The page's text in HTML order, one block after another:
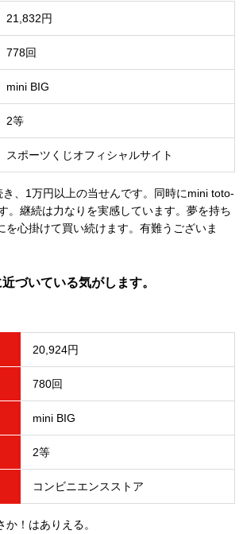
21,832円
778回
mini BIG
2等
スポーツくじオフィシャルサイト
、1万円以上の当せんです。同時にmini toto-
。継続は力なりを実感しています。夢を持ち
を心掛けて買い続けます。有難うございま
づいている気がします。
20,924円
780回
mini BIG
2等
コンビニエンスストア
！はありえる。